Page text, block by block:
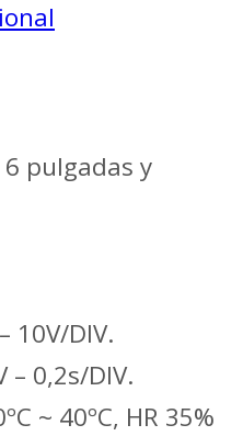
6 pulgadas y
10V/DIV.
– 0,2s/DIV.
~ 40ºC, HR 35%